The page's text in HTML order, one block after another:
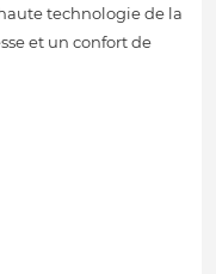
technologie de la
et un confort de